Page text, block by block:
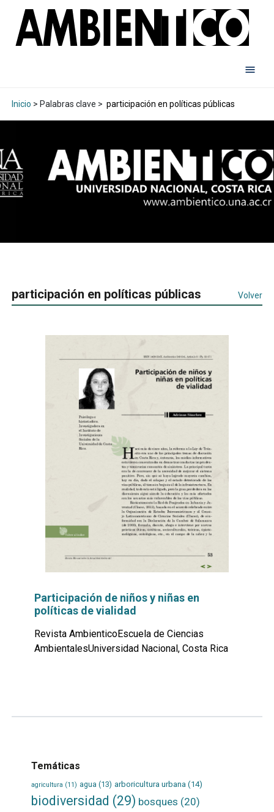
Inicio > Palabras clave > participación en políticas públicas
participación en políticas públicas Volver
Participación de niños y niñas en
políticas de vialidad
Revista AmbienticoEscuela de Ciencias
AmbientalesUniversidad Nacional, Costa Rica
Temáticas
agricultura (11) agua (13) arboricultura urbana(14)
biodiversidad (29) bosques (20)